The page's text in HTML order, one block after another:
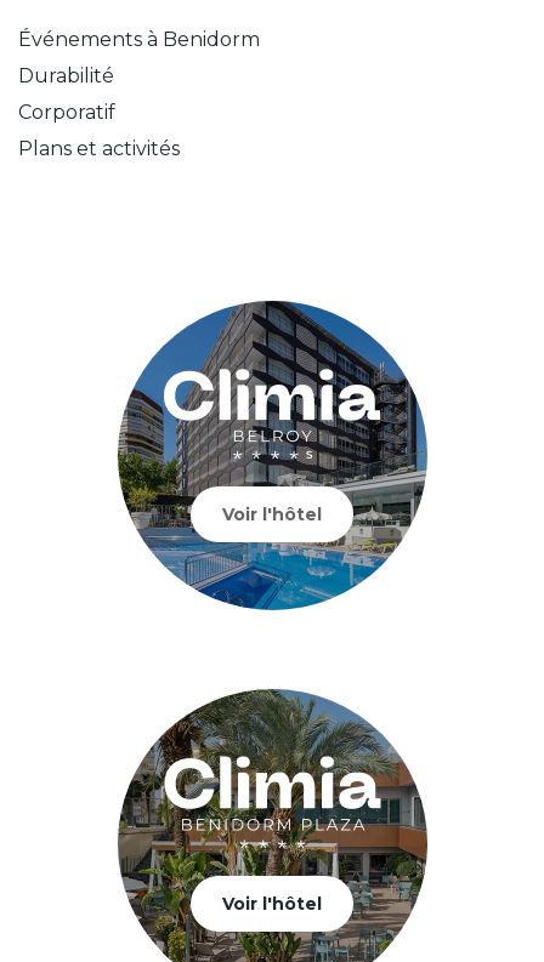
Événements à Benidorm
Durabilité
Corporatif
Plans et activités
Voir l'hôtel
Voir l'hôtel